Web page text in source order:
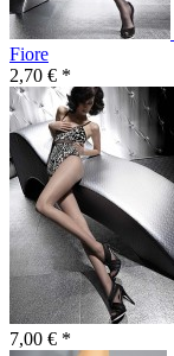
Fiore
2,70 € *
7,00 € *